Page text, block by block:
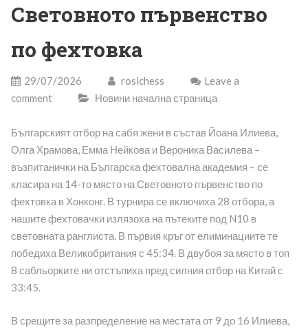
Световното първенство
по фехтовка
29/07/2026 rosichess
Leave a
comment
Новини начална страница
Българският отбор на сабя жени в състав Йоана Илиева,
Олга Храмова, Емма Нейкова и Вероника Василева –
възпитанички на Българска фехтовална академия – се
класира на 14-то място на Световното първенство по
фехтовка в Хонконг. В турнира се включиха 28 отбора, а
нашите фехтовачки излязоха на пътеките под N10 в
световната ранглиста. В първия кръг от елиминациите те
победиха Великобритания с 45:34. В двубоя за място в топ
8 сабльорките ни отстъпиха пред силния отбор на Китай с
33:45.
В срещите за разпределение на местата от 9 до 16 Илиева,